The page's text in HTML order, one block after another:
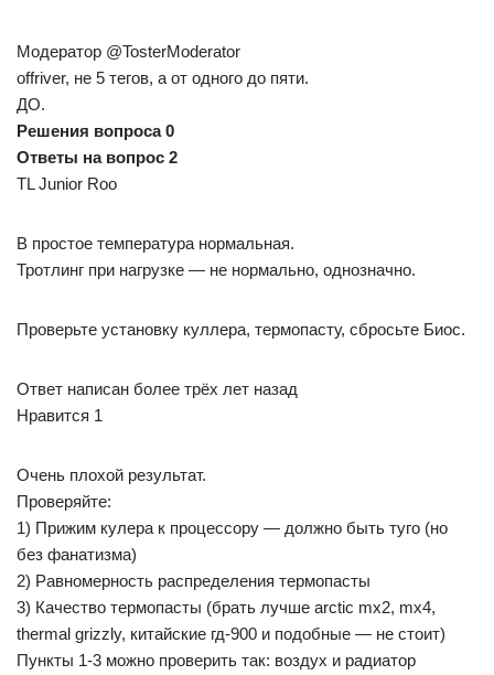
Модератор @TosterModerator
offriver, не 5 тегов, а от одного до пяти.
ДО.
Решения вопроса 0
Ответы на вопрос 2
TL Junior Roo
В простое температура нормальная.
Тротлинг при нагрузке — не нормально, однозначно.
Проверьте установку куллера, термопасту, сбросьте Биос.
Ответ написан более трёх лет назад
Нравится 1
Очень плохой результат.
Проверяйте:
1) Прижим кулера к процессору — должно быть туго (но
без фанатизма)
2) Равномерность распределения термопасты
3) Качество термопасты (брать лучше arctic mx2, mx4,
thermal grizzly, китайские гд-900 и подобные — не стоит)
Пункты 1-3 можно проверить так: воздух и радиатор